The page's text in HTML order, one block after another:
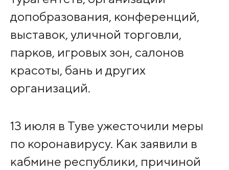
допобразования, конференций,
выставок, уличной торговли,
парков, игровых зон, салонов
красоты, бань и других
организаций.
13 июля в Туве ужесточили меры
по коронавирусу. Как заявили в
кабмине республики, причиной